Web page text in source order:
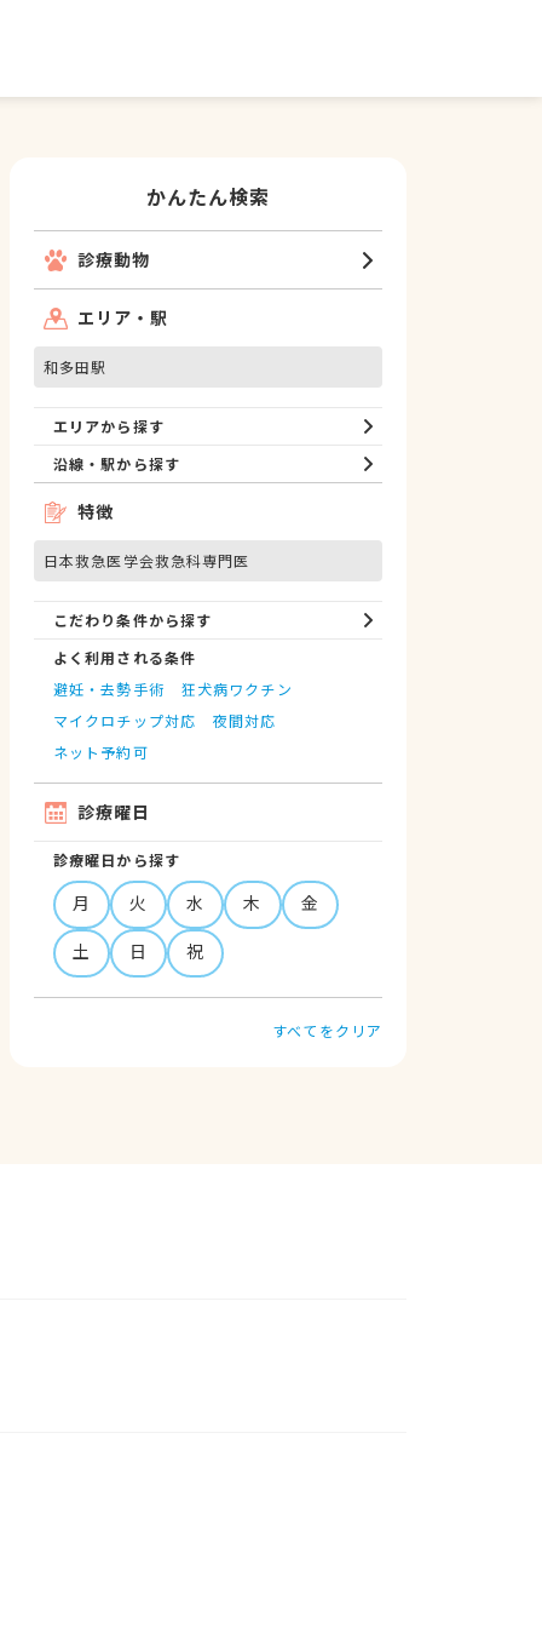
かんたん検索
診療動物
エリア・駅
和多田駅
エリアから探す
沿線・駅から探す
特徴
日本救急医学会救急科専門医
こだわり条件から探す
よく利用される条件
避妊・去勢手術
狂犬病ワクチン
マイクロチップ対応
夜間対応
ネット予約可
診療曜日
診療曜日から探す
月 火 水 木
金
土
日 祝
すべてをクリア